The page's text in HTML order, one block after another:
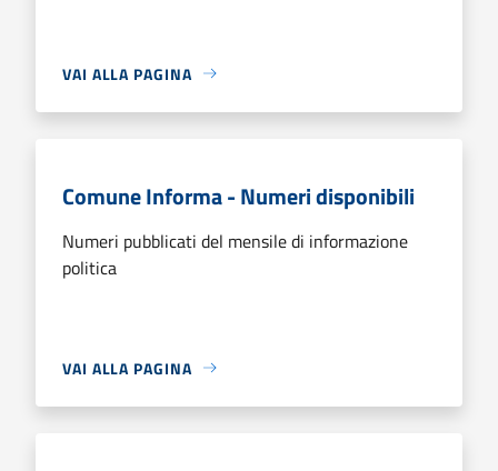
VAI ALLA PAGINA
Comune Informa - Numeri disponibili
Numeri pubblicati del mensile di informazione
politica
VAI ALLA PAGINA